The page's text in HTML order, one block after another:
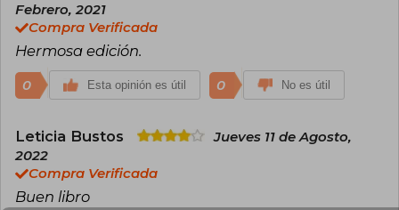
Febrero, 2021
Compra Verificada
Hermosa edición.
0 Esta opinión es útil 0 No es útil
Leticia Bustos
Jueves 11 de Agosto,
2022
Compra Verificada
Buen libro